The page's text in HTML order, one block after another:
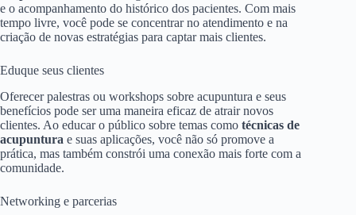
e o acompanhamento do histórico dos pacientes. Com mais
tempo livre, você pode se concentrar no atendimento e na
criação de novas estratégias para captar mais clientes.
Eduque seus clientes
Oferecer palestras ou workshops sobre acupuntura e seus
benefícios pode ser uma maneira eficaz de atrair novos
clientes. Ao educar o público sobre temas como técnicas de
acupuntura e suas aplicações, você não só promove a
prática, mas também constrói uma conexão mais forte com a
comunidade.
Networking e parcerias